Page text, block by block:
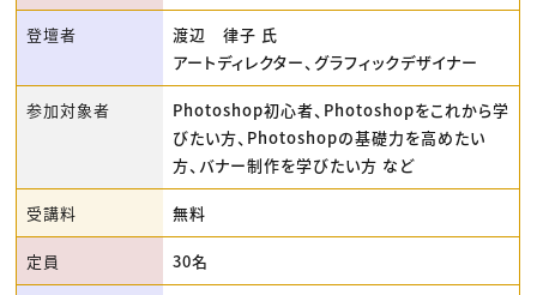
登壇者
渡辺 律子 氏
アートディレクター、グラフィックデザイナー
参加対象者
Photoshop初心者、Photoshopをこれから学
びたい方、Photoshopの基礎力を高めたい
方、バナー制作を学びたい方 など
受講料 無料
定員 30名